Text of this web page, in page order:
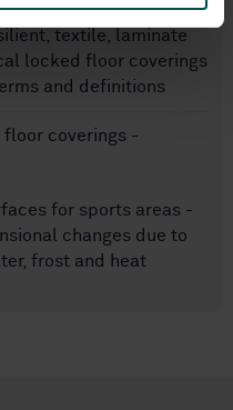
textile, laminate
locked floor coverings
and definitions
floor coverings -
for sports areas -
changes due to
frost and heat